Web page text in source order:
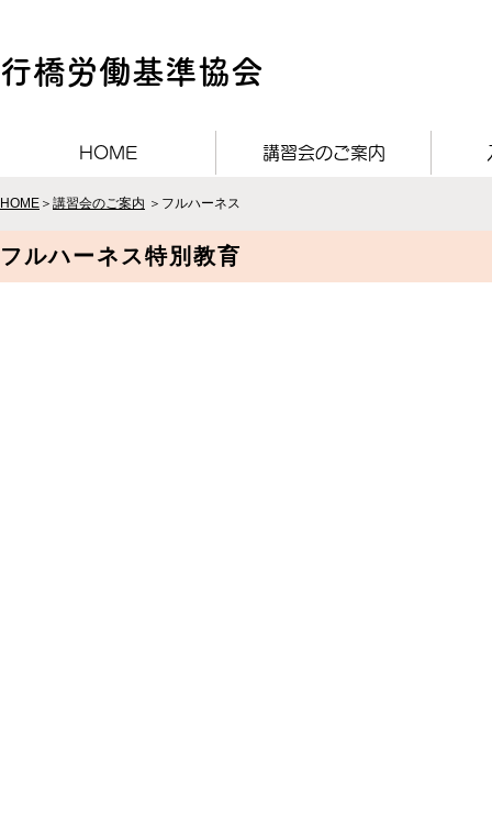
行橋労働基準協会
HOME 講習会のご案内
HOME ＞ 講習会のご案内 ＞フルハーネス
フルハーネス特別教育